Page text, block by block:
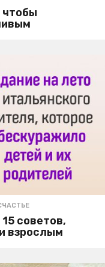
чтобы
советов,
взрослым